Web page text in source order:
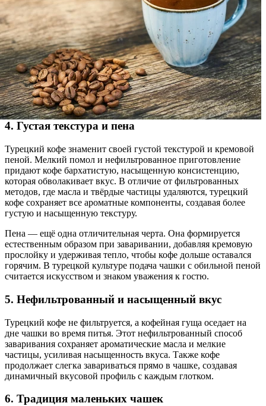
4. Густая текстура и пена
Турецкий кофе знаменит своей густой текстурой и кремовой
пеной. Мелкий помол и нефильтрованное приготовление
придают кофе бархатистую, насыщенную консистенцию,
которая обволакивает вкус. В отличие от фильтрованных
методов, где масла и твёрдые частицы удаляются, турецкий
кофе сохраняет все ароматные компоненты, создавая более
густую и насыщенную текстуру.
Пена — ещё одна отличительная черта. Она формируется
естественным образом при заваривании, добавляя кремовую
прослойку и удерживая тепло, чтобы кофе дольше оставался
горячим. В турецкой культуре подача чашки с обильной пеной
считается искусством и знаком уважения к гостю.
5. Нефильтрованный и насыщенный вкус
Турецкий кофе не фильтруется, а кофейная гуща оседает на
дне чашки во время питья. Этот нефильтрованный способ
заваривания сохраняет ароматические масла и мелкие
частицы, усиливая насыщенность вкуса. Также кофе
продолжает слегка завариваться прямо в чашке, создавая
динамичный вкусовой профиль с каждым глотком.
6. Традиция маленьких чашек